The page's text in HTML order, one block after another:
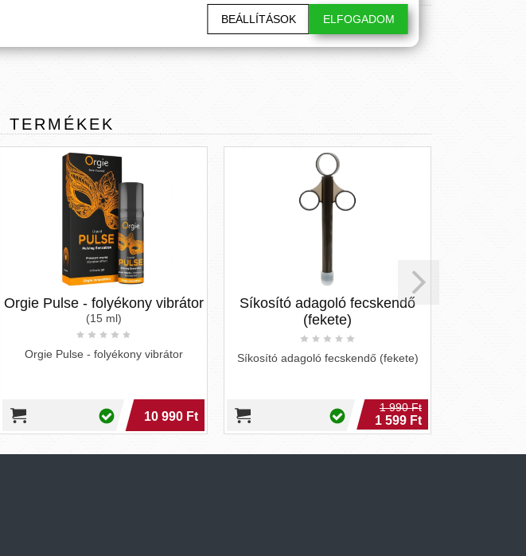
TERMÉKEK
Orgie Pulse - folyékony vibrátor
(15 ml)
Orgie Pulse - folyékony vibrátor
10 990 Ft
Síkosító adagoló fecskendő
(fekete)
Síkosító adagoló fecskendő (fekete)
1 990 Ft
1 599 Ft
BEÁLLÍTÁSOK ELFOGADOM